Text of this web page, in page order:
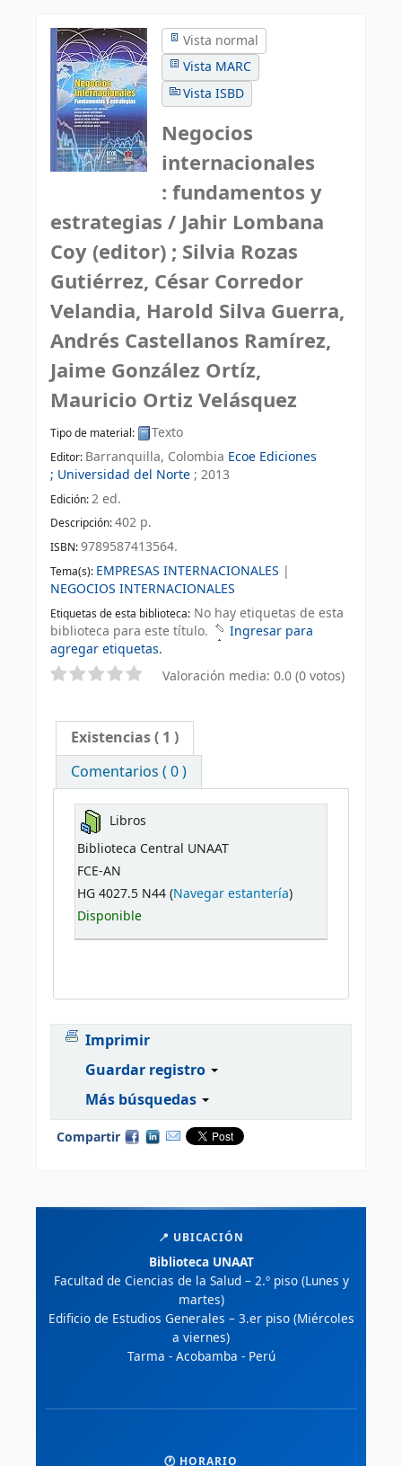
Vista normal
Vista MARC
Vista ISBD
Negocios
internacionales
: fundamentos y
estrategias / Jahir Lombana
Coy (editor) ; Silvia Rozas
Gutiérrez, César Corredor
Velandia, Harold Silva Guerra,
Andrés Castellanos Ramírez,
Jaime González Ortíz,
Mauricio Ortiz Velásquez
Tipo de material: Texto
Editor: Barranquilla, Colombia Ecoe Ediciones
; Universidad del Norte; 2013
Edición:2 ed.
Descripción:402 p.
ISBN:9789587413564.
Tema(s): EMPRESAS INTERNACIONALES |
NEGOCIOS INTERNACIONALES
Etiquetas de esta biblioteca: No hay etiquetas de esta
biblioteca para este título.
Ingresar para
agregar etiquetas.
Valoración media: 0.0 (0 votos)
Existencias( 1 )
Comentarios ( 0 )
Libros
Biblioteca Central UNAAT
FCE-AN
HG 4027.5 N44 (Navegar estantería)
Disponible
Imprimir
Guardar registro
Más búsquedas
Compartir
📍 UBICACIÓN
Biblioteca UNAAT
Facultad de Ciencias de la Salud – 2.º piso (Lunes y
martes)
Edificio de Estudios Generales – 3.er piso (Miércoles
a viernes)
Tarma - Acobamba - Perú
🕐 HORARIO